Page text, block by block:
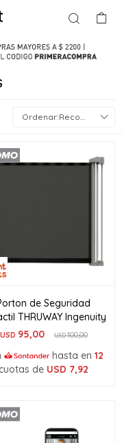
Recomendados
de Seguridad
THRUWAY Ingenuity
USD 95,00 USD100,00
hasta en 12
cuotas de USD 7,92